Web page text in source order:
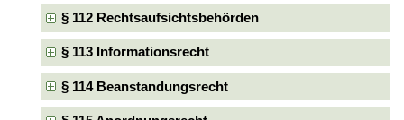
§ 112 Rechtsaufsichtsbehörden
§ 113 Informationsrecht
§ 114 Beanstandungsrecht